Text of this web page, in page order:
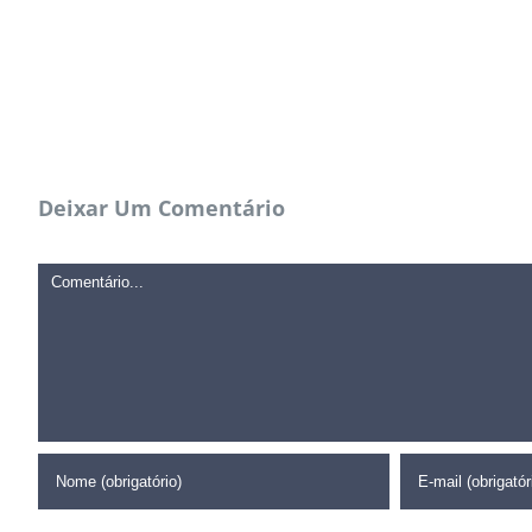
Deixar Um Comentário
Comentário
São Paulo - SP